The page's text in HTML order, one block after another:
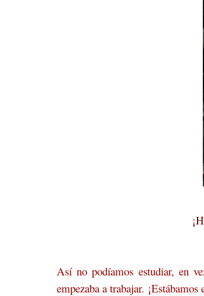
Así no podíamos estudiar, en
empezaba a trabajar. ¡Estábamos